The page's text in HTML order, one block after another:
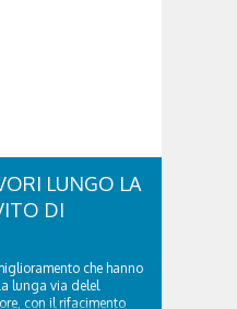
LUNGO LA
DI
che hanno
lunga via delel
con il rifacimento